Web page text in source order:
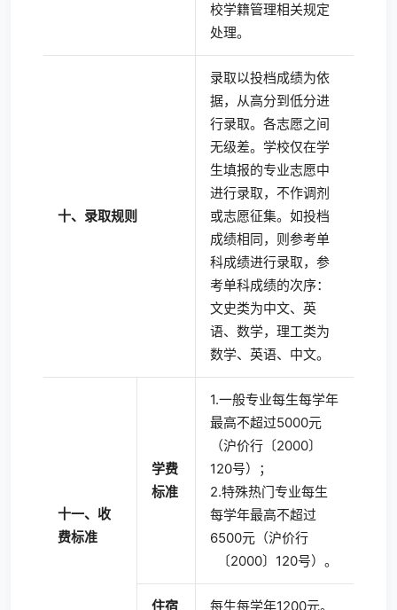
校学籍管理相关规定
处理。
十、录取规则
录取以投档成绩为依
据，从高分到低分进
行录取。各志愿之间
无级差。学校仅在学
生填报的专业志愿中
进行录取，不作调剂
或志愿征集。如投档
成绩相同，则参考单
科成绩进行录取，参
考单科成绩的次序：
文史类为中文、英
语、数学，理工类为
数学、英语、中文。
十一、收
费标准
学费
标准
1.一般专业每生每学年
最高不超过5000元
（沪价行〔2000〕
120号）；
2.特殊热门专业每生
每学年最高不超过
6500元（沪价行
〔2000〕120号）。
住宿 每生每学年1200元。